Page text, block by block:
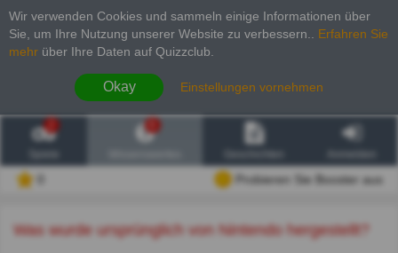
Wir verwenden Cookies und sammeln einige Informationen über
Sie, um Ihre Nutzung unserer Website zu verbessern.
Erfahren Sie
mehr über Ihre Daten auf Quizzclub.
Okay Einstellungen vornehmen
2
Probieren Sie Booster aus
Was wurde ursprünglich von Nintendo hergestellt?